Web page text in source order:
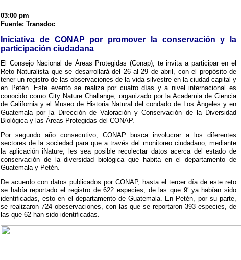
03:00 pm
Fuente: Transdoc
Iniciativa de CONAP por promover la conservación y la
participación ciudadana
El Consejo Nacional de Áreas Protegidas (Conap), te invita a participar en el
Reto Naturalista que se desarrollará del 26 al 29 de abril, con el propósito de
tener un registro de las observaciones de la vida silvestre en la ciudad capital y
en Petén. Este evento se realiza por cuatro días y a nivel internacional es
conocido como City Nature Challange, organizado por la Academia de Ciencia
de California y el Museo de Historia Natural del condado de Los Ángeles y en
Guatemala por la Dirección de Valoración y Conservación de la Diversidad
Biológica y las Áreas Protegidas del CONAP.
Por segundo año consecutivo, CONAP busca involucrar a los diferentes
sectores de la sociedad para que a través del monitoreo ciudadano, mediante
la aplicación iNature, les sea posible recolectar datos acerca del estado de
conservación de la diversidad biológica que habita en el departamento de
Guatemala y Petén.
De acuerdo con datos publicados por CONAP, hasta el tercer día de este reto
se había reportado el registro de 622 especies, de las que 9′ ya habían sido
identificadas, esto en el departamento de Guatemala. En Petén, por su parte,
se realizaron 724 obeservaciones, con las que se reportaron 393 especies, de
las que 62 han sido identificadas.